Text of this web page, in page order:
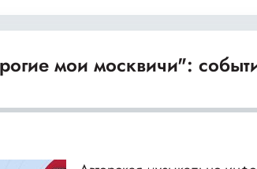
мои москвичи":